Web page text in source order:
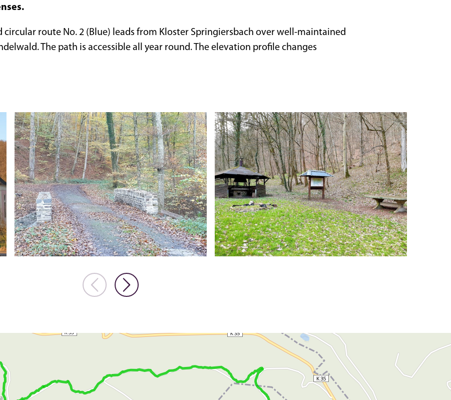
circular route No. 2 (Blue) leads from Kloster Springiersbach over well-maintained
The path is accessible all year round. The elevation profile changes